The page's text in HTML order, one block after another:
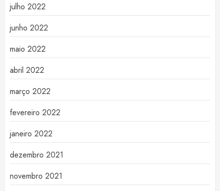
julho 2022
junho 2022
maio 2022
abril 2022
março 2022
fevereiro 2022
janeiro 2022
dezembro 2021
novembro 2021